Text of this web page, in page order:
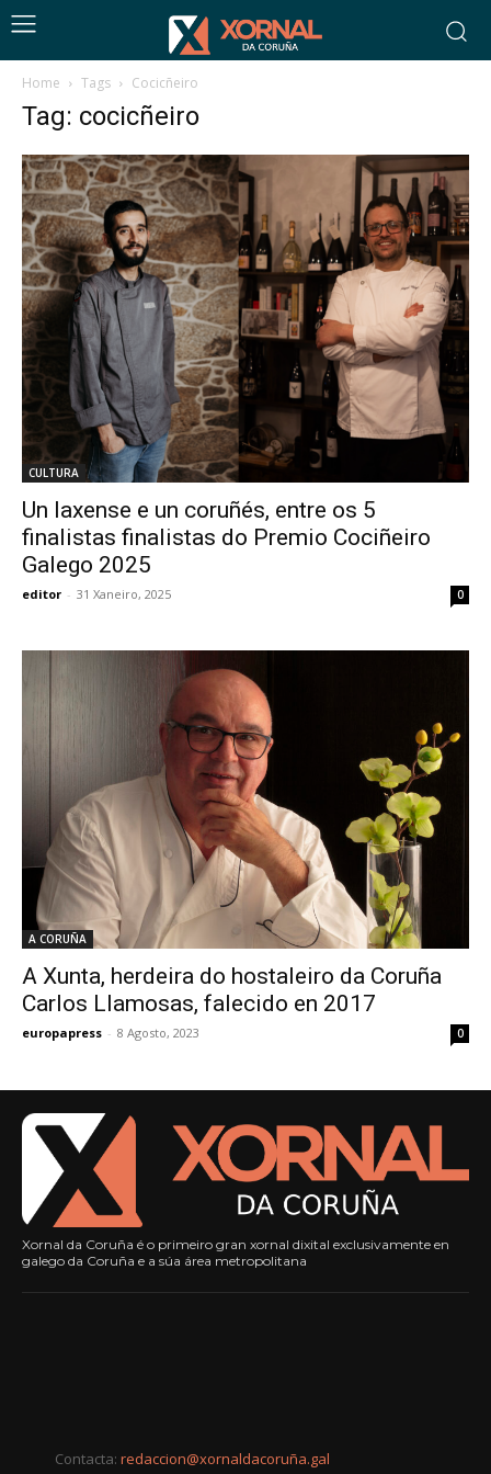
Home Tags Cocicñeiro
Tag: cocicñeiro
CULTURA
Un laxense e un coruñés, entre os 5
finalistas finalistas do Premio Cociñeiro
Galego 2025
editor - 31 Xaneiro, 2025 0
A CORUÑA
A Xunta, herdeira do hostaleiro da Coruña
Carlos Llamosas, falecido en 2017
europapress - 8 Agosto, 2023 0
Xornal da Coruña é o primeiro gran xornal dixital exclusivamente en
galego da Coruña e a súa área metropolitana
Contacta: redaccion@xornaldacoruña.gal